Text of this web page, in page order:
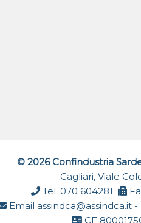
© 2026 Confindustria
Cagliari, Viale
Tel. 070 604281
Email assindca@assindca.it -
CF